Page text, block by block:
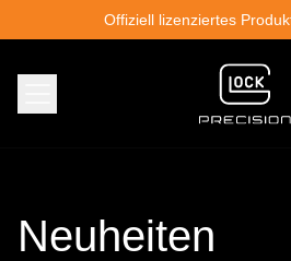
Skip to contentOffiziell lizenziertes
Neuheiten